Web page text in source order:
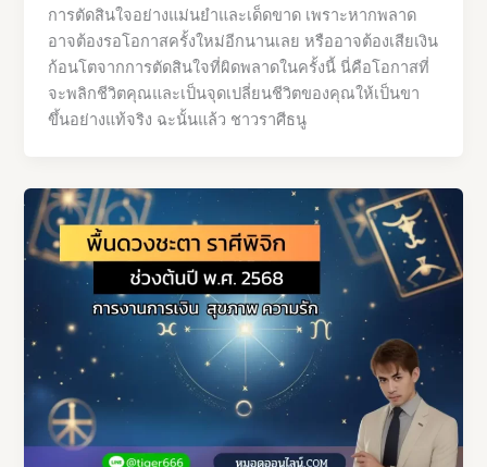
การตัดสินใจอย่างแม่นยำและเด็ดขาด เพราะหากพลาด
อาจต้องรอโอกาสครั้งใหม่อีกนานเลย หรืออาจต้องเสียเงิน
ก้อนโตจากการตัดสินใจที่ผิดพลาดในครั้งนี้ นี่คือโอกาสที่
จะพลิกชีวิตคุณและเป็นจุดเปลี่ยนชีวิตของคุณให้เป็นขา
ขึ้นอย่างแท้จริง ฉะนั้นแล้ว ชาวราศีธนู